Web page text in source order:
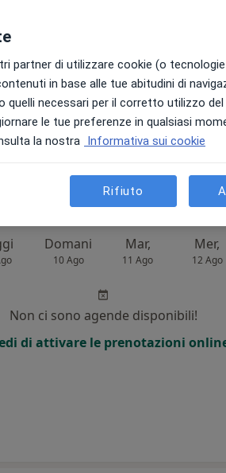
Non ci sono agende disponibili!
di attivare le prenotazioni online
Domani
10 Ago
Mar,
11 Ago
Mer,
12 Ago
Non ci sono agende disponibili!
di attivare le prenotazioni
partner di utilizzare cookie (o
in base alle tue abitudini di
necessari per il corretto utilizzo
le tue preferenze in qualsiasi
la nostra Informativa sui cookie
Rifiuto